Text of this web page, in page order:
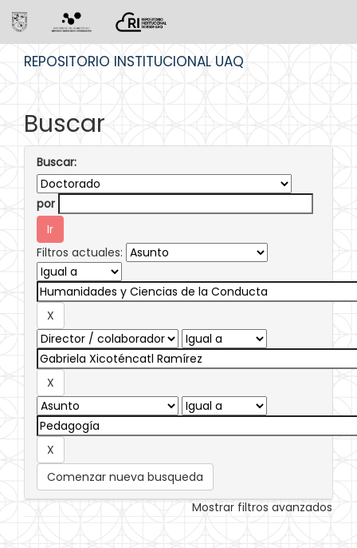
REPOSITORIO INSTITUCIONAL UAQ
Buscar
Buscar:
por
Filtros actuales:
Comenzar nueva busqueda
Mostrar filtros avanzados